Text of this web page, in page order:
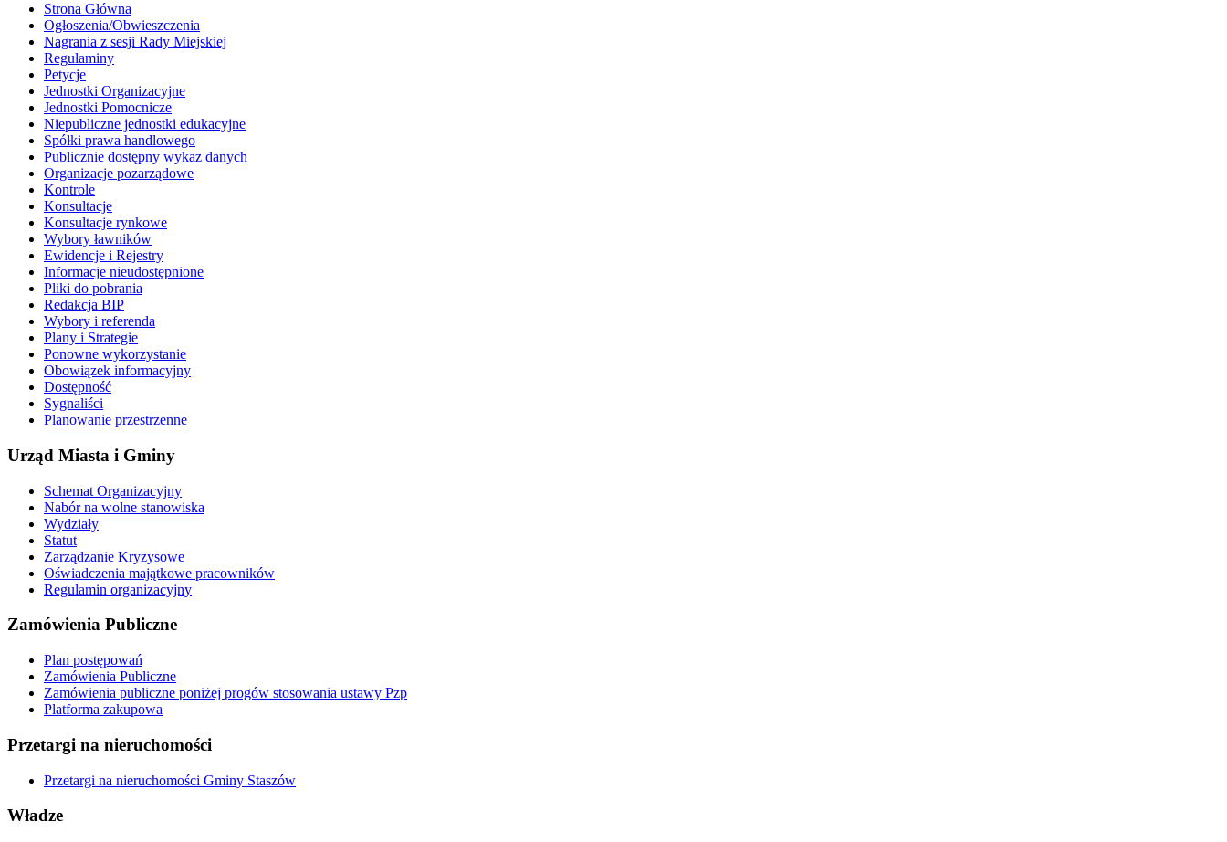
Strona Główna
Ogłoszenia/Obwieszczenia
Nagrania z sesji Rady Miejskiej
Regulaminy
Petycje
Jednostki Organizacyjne
Jednostki Pomocnicze
Niepubliczne jednostki edukacyjne
Spółki prawa handlowego
Publicznie dostępny wykaz danych
Organizacje pozarządowe
Kontrole
Konsultacje
Konsultacje rynkowe
Wybory ławników
Ewidencje i Rejestry
Informacje nieudostępnione
Pliki do pobrania
Redakcja BIP
Wybory i referenda
Plany i Strategie
Ponowne wykorzystanie
Obowiązek informacyjny
Dostępność
Sygnaliści
Planowanie przestrzenne
Urząd Miasta i Gminy
Schemat Organizacyjny
Nabór na wolne stanowiska
Wydziały
Statut
Zarządzanie Kryzysowe
Oświadczenia majątkowe pracowników
Regulamin organizacyjny
Zamówienia Publiczne
Plan postępowań
Zamówienia Publiczne
Zamówienia publiczne poniżej progów stosowania ustawy Pzp
Platforma zakupowa
Przetargi na nieruchomości
Przetargi na nieruchomości Gminy Staszów
Władze